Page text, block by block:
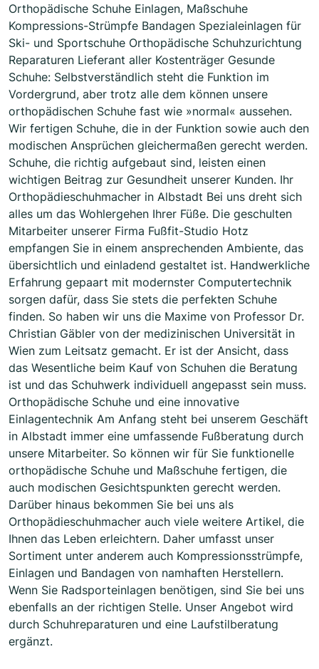
Orthopädische Schuhe Einlagen, Maßschuhe
Kompressions-Strümpfe Bandagen Spezialeinlagen für
Ski- und Sportschuhe Orthopädische Schuhzurichtung
Reparaturen Lieferant aller Kostenträger Gesunde
Schuhe: Selbstverständlich steht die Funktion im
Vordergrund, aber trotz alle dem können unsere
orthopädischen Schuhe fast wie »normal« aussehen.
Wir fertigen Schuhe, die in der Funktion sowie auch den
modischen Ansprüchen gleichermaßen gerecht werden.
Schuhe, die richtig aufgebaut sind, leisten einen
wichtigen Beitrag zur Gesundheit unserer Kunden. Ihr
Orthopädieschuhmacher in Albstadt Bei uns dreht sich
alles um das Wohlergehen Ihrer Füße. Die geschulten
Mitarbeiter unserer Firma Fußfit-Studio Hotz
empfangen Sie in einem ansprechenden Ambiente, das
übersichtlich und einladend gestaltet ist. Handwerkliche
Erfahrung gepaart mit modernster Computertechnik
sorgen dafür, dass Sie stets die perfekten Schuhe
finden. So haben wir uns die Maxime von Professor Dr.
Christian Gäbler von der medizinischen Universität in
Wien zum Leitsatz gemacht. Er ist der Ansicht, dass
das Wesentliche beim Kauf von Schuhen die Beratung
ist und das Schuhwerk individuell angepasst sein muss.
Orthopädische Schuhe und eine innovative
Einlagentechnik Am Anfang steht bei unserem Geschäft
in Albstadt immer eine umfassende Fußberatung durch
unsere Mitarbeiter. So können wir für Sie funktionelle
orthopädische Schuhe und Maßschuhe fertigen, die
auch modischen Gesichtspunkten gerecht werden.
Darüber hinaus bekommen Sie bei uns als
Orthopädieschuhmacher auch viele weitere Artikel, die
Ihnen das Leben erleichtern. Daher umfasst unser
Sortiment unter anderem auch Kompressionsstrümpfe,
Einlagen und Bandagen von namhaften Herstellern.
Wenn Sie Radsporteinlagen benötigen, sind Sie bei uns
ebenfalls an der richtigen Stelle. Unser Angebot wird
durch Schuhreparaturen und eine Laufstilberatung
ergänzt.